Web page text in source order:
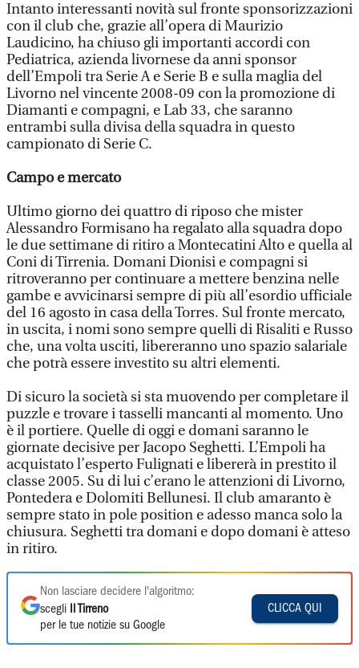
Intanto interessanti novità sul fronte sponsorizzazioni
con il club che, grazie all’opera di Maurizio
Laudicino, ha chiuso gli importanti accordi con
Pediatrica, azienda livornese da anni sponsor
dell’Empoli tra Serie A e Serie B e sulla maglia del
Livorno nel vincente 2008-09 con la promozione di
Diamanti e compagni, e Lab 33, che saranno
entrambi sulla divisa della squadra in questo
campionato di Serie C.
Campo e mercato
Ultimo giorno dei quattro di riposo che mister
Alessandro Formisano ha regalato alla squadra dopo
le due settimane di ritiro a Montecatini Alto e quella al
Coni di Tirrenia. Domani Dionisi e compagni si
ritroveranno per continuare a mettere benzina nelle
gambe e avvicinarsi sempre di più all’esordio ufficiale
del 16 agosto in casa della Torres. Sul fronte mercato,
in uscita, i nomi sono sempre quelli di Risaliti e Russo
che, una volta usciti, libereranno uno spazio salariale
che potrà essere investito su altri elementi.
Di sicuro la società si sta muovendo per completare il
puzzle e trovare i tasselli mancanti al momento. Uno
è il portiere. Quelle di oggi e domani saranno le
giornate decisive per Jacopo Seghetti. L’Empoli ha
acquistato l’esperto Fulignati e libererà in prestito il
classe 2005. Su di lui c’erano le attenzioni di Livorno,
Pontedera e Dolomiti Bellunesi. Il club amaranto è
sempre stato in pole position e adesso manca solo la
chiusura. Seghetti tra domani e dopo domani è atteso
in ritiro.
Non lasciare decidere l'algoritmo:
scegli
Il Tirreno
per le tue notizie su Google
CLICCA QUI